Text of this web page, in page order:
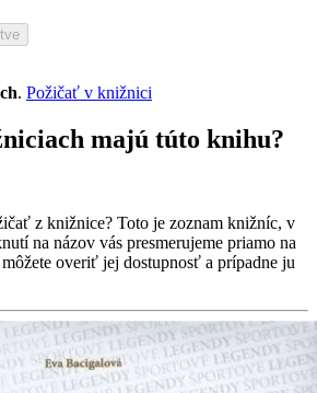
. Požičať v knižnici
majú túto knihu?
z knižnice? Toto je zoznam knižníc, v
na názov vás presmerujeme priamo na
overiť jej dostupnosť a prípadne ju